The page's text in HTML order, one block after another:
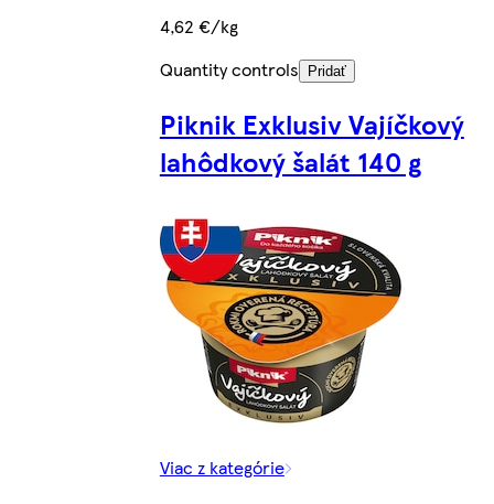
4,62 €/kg
Quantity controls
Pridať
Piknik Exklusiv Vajíčkový
lahôdkový šalát 140 g
Viac z kategórie